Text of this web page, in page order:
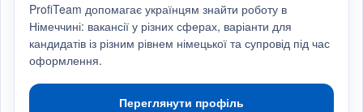
ProfiTeam допомагає українцям знайти роботу в
Німеччині: вакансії у різних сферах, варіанти для
кандидатів із різним рівнем німецької та супровід під час
оформлення.
Переглянути профіль